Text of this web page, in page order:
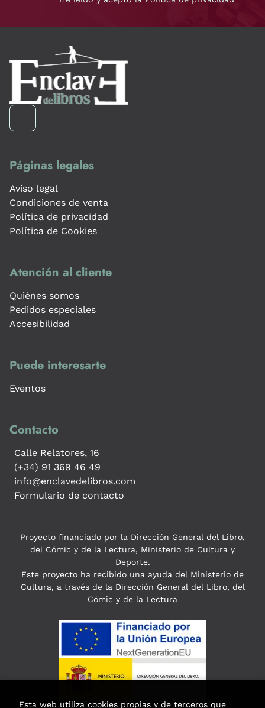
Páginas legales
Aviso legal
Condiciones de venta
Política de privacidad
Política de Cookies
Atención al cliente
Quiénes somos
Pedidos especiales
Accesibilidad
Puede interesarte
Eventos
Contacto
Calle Relatores, 16
(+34) 91 369 46 49
info@enclavedelibros.com
Formulario de contacto
Proyecto financiado por la Dirección General del Libro,
del Cómic y de la Lectura, Ministerio de Cultura y
Deporte.
Este proyecto ha recibido una ayuda del Ministerio de
Cultura, a través de la Dirección General del Libro, del
Cómic y de la Lectura
Esta web utiliza cookies propias y de terceros que